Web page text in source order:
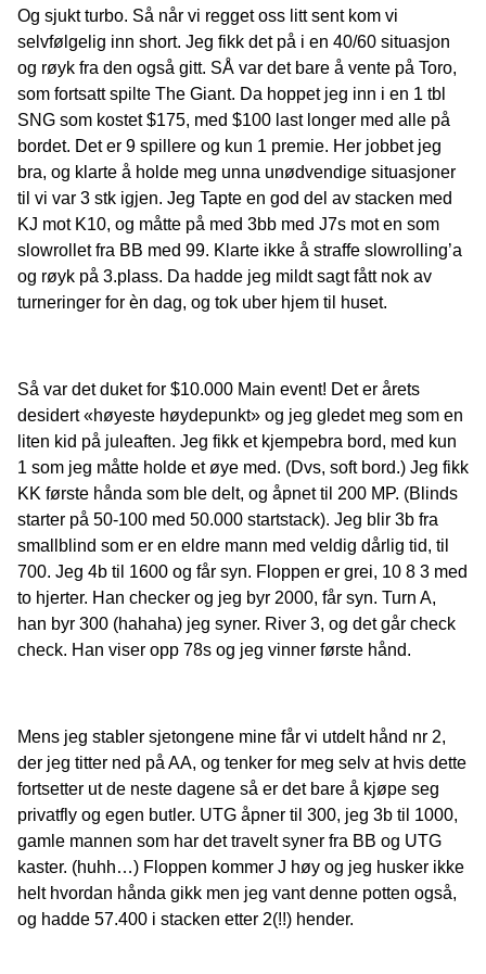
Og sjukt turbo. Så når vi regget oss litt sent kom vi
selvfølgelig inn short. Jeg fikk det på i en 40/60 situasjon
og røyk fra den også gitt. SÅ var det bare å vente på Toro,
som fortsatt spilte The Giant. Da hoppet jeg inn i en 1 tbl
SNG som kostet $175, med $100 last longer med alle på
bordet. Det er 9 spillere og kun 1 premie. Her jobbet jeg
bra, og klarte å holde meg unna unødvendige situasjoner
til vi var 3 stk igjen. Jeg Tapte en god del av stacken med
KJ mot K10, og måtte på med 3bb med J7s mot en som
slowrollet fra BB med 99. Klarte ikke å straffe slowrolling’a
og røyk på 3.plass. Da hadde jeg mildt sagt fått nok av
turneringer for èn dag, og tok uber hjem til huset.
Så var det duket for $10.000 Main event! Det er årets
desidert «høyeste høydepunkt» og jeg gledet meg som en
liten kid på juleaften. Jeg fikk et kjempebra bord, med kun
1 som jeg måtte holde et øye med. (Dvs, soft bord.) Jeg fikk
KK første hånda som ble delt, og åpnet til 200 MP. (Blinds
starter på 50-100 med 50.000 startstack). Jeg blir 3b fra
smallblind som er en eldre mann med veldig dårlig tid, til
700. Jeg 4b til 1600 og får syn. Floppen er grei, 10 8 3 med
to hjerter. Han checker og jeg byr 2000, får syn. Turn A,
han byr 300 (hahaha) jeg syner. River 3, og det går check
check. Han viser opp 78s og jeg vinner første hånd.
Mens jeg stabler sjetongene mine får vi utdelt hånd nr 2,
der jeg titter ned på AA, og tenker for meg selv at hvis dette
fortsetter ut de neste dagene så er det bare å kjøpe seg
privatfly og egen butler. UTG åpner til 300, jeg 3b til 1000,
gamle mannen som har det travelt syner fra BB og UTG
kaster. (huhh…) Floppen kommer J høy og jeg husker ikke
helt hvordan hånda gikk men jeg vant denne potten også,
og hadde 57.400 i stacken etter 2(!!) hender.